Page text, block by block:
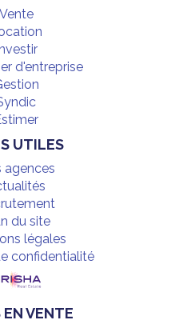
Vente
d'entreprise
UTILES
agences
du site
légales
confidentialité
EN VENTE